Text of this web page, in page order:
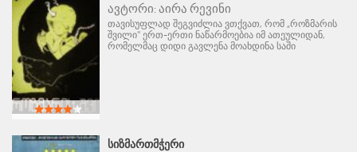
ავტორი: აირა რევინი
თავისუფლად შეგვიძლია ვთქვათ, რომ „როზმარის
შვილი" ერთ-ერთი ნაწარმოებია იმ ათეულიდან,
რომელმაც დიდი გავლენა მოახდინა საში
ᲡᲘᲖᲛᲐᲠᲗᲛᲭᲔᲠᲘ